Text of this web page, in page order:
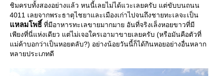
ชิมครบทั้งสองอย่างแล้ว หนนี้เลยไม่ได้แวะเลยครับ แต่ขับบนถนน
4011 เลยจากพระธาตุไชยาและเมืองเก่าไปจนถึงชายทะเลจะเป็น
หลมโพธิ์ ที่มีอาหารทะเลขายมากมาย อันที่จริงเล็งหอยขาวที่มี
เพียงที่นี่แห่งเดียว แต่ไม่เจอใครเอามาขายเลยครับ (หรือมันคือตัวที่
ม่ค้าบอกว่าเป็นหอยตลับ?) อย่างน้อยวันนี้ก็ได้กินหอยอย่างอื่นหลาก
หลายประเภทดี